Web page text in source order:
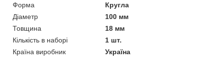
Форма
Кругла
Діаметр
100 мм
Товщина
18 мм
Кількість в наборі
1 шт.
Країна виробник
Україна